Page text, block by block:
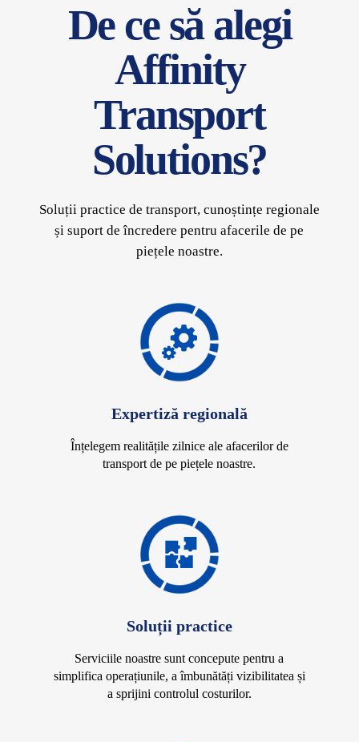
De ce să alegi
Affinity
Transport
Solutions?
Soluții practice de transport, cunoștințe regionale
și suport de încredere pentru afacerile de pe
piețele noastre.
Expertiză regională
Înțelegem realitățile zilnice ale afacerilor de
transport de pe piețele noastre.
Soluții practice
Serviciile noastre sunt concepute pentru a
simplifica operațiunile, a îmbunătăți vizibilitatea și
a sprijini controlul costurilor.